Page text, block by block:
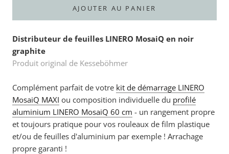
AJOUTER AU PANIER
Distributeur de feuilles LINERO MosaiQ en noir
graphite
Produit original de Kesseböhmer
Complément parfait de votre kit de démarrage LINERO
MosaiQ MAXI ou composition individuelle du profilé
aluminium LINERO MosaiQ 60 cm - un rangement propre
et toujours pratique pour vos rouleaux de film plastique
et/ou de feuilles d'aluminium par exemple ! Arrachage
propre garanti !